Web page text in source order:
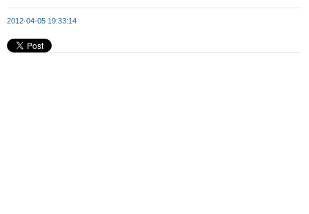
2012-04-05 19:33:14